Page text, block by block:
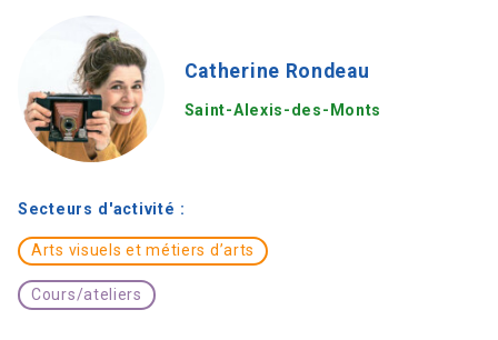
Catherine Rondeau
Saint-Alexis-des-Monts
Secteurs d'activité :
Arts visuels et métiers d’arts
Cours/ateliers